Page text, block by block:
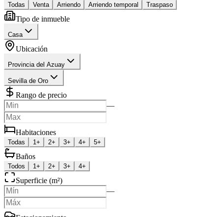
Todas Venta Arriendo Arriendo temporal Traspaso
Tipo de inmueble
Casa
Ubicación
Provincia del Azuay
Sevilla de Oro
Rango de precio
—
Habitaciones
Todas 1+ 2+ 3+ 4+ 5+
Baños
Todos 1+ 2+ 3+ 4+
Superficie (m²)
—